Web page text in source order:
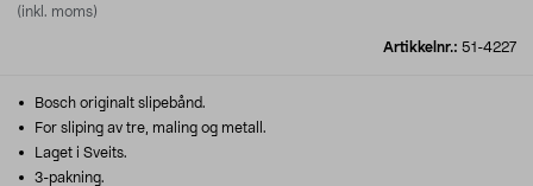
(inkl. moms)
Artikkelnr.: 51-4227
Bosch originalt slipebånd.
For sliping av tre, maling og metall.
Laget i Sveits.
3-pakning.